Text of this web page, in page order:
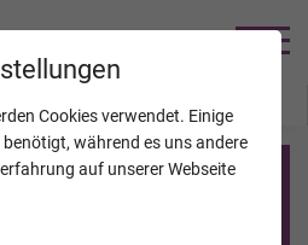
auf TrauerHilfe.it
Cookies verwendet. Einige
während es uns andere
auf unserer Webseite
VERSTORBENE